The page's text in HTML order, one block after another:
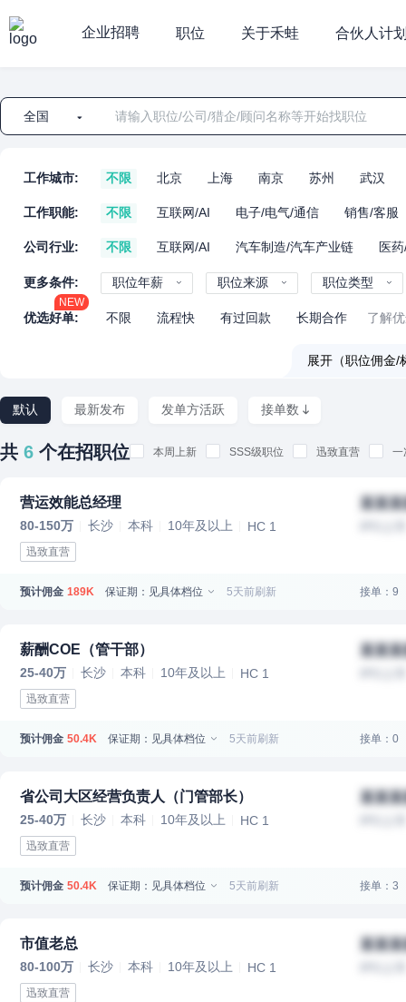
企业招聘 职位 关于禾蛙 合伙人计
全国
工作城市: 不限 北京 上海 南京 苏州 武汉
工作职能: 不限 互联网/AI 电子/电气/通信 销售/客服
公司行业: 不限 互联网/AI 汽车制造/汽车产业链 医
更多条件: 职位年薪 职位来源 职位类型
优选好单:
NEW
不限 流程快 有过回款 长期合作 了解
展开（职位佣
默认 最新发布 发单方活跃 接单数
共 6 个在招职位 本周上新 SSS级职位 迅致直营 一
营运效能总经理
80-150万 长沙 本科 10年及以上 HC 1
迅致直营
某某
预计佣金 189K 保证期：见具体档位 5天前刷新 接单：9
薪酬COE（管干部）
25-40万 长沙 本科 10年及以上 HC 1
迅致直营
某某
预计佣金 50.4K 保证期：见具体档位 5天前刷新 接单：0
省公司大区经营负责人（门管部长）
25-40万 长沙 本科 10年及以上 HC 1
迅致直营
某某
预计佣金 50.4K 保证期：见具体档位 5天前刷新 接单：3
市值老总
80-100万 长沙 本科 10年及以上 HC 1
迅致直营
某某